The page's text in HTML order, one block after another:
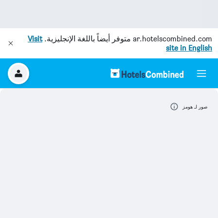
ar.hotelscombined.com متوفر أيضاً باللغة الإنجليزية.Visit
site in English
صور لـ هومز